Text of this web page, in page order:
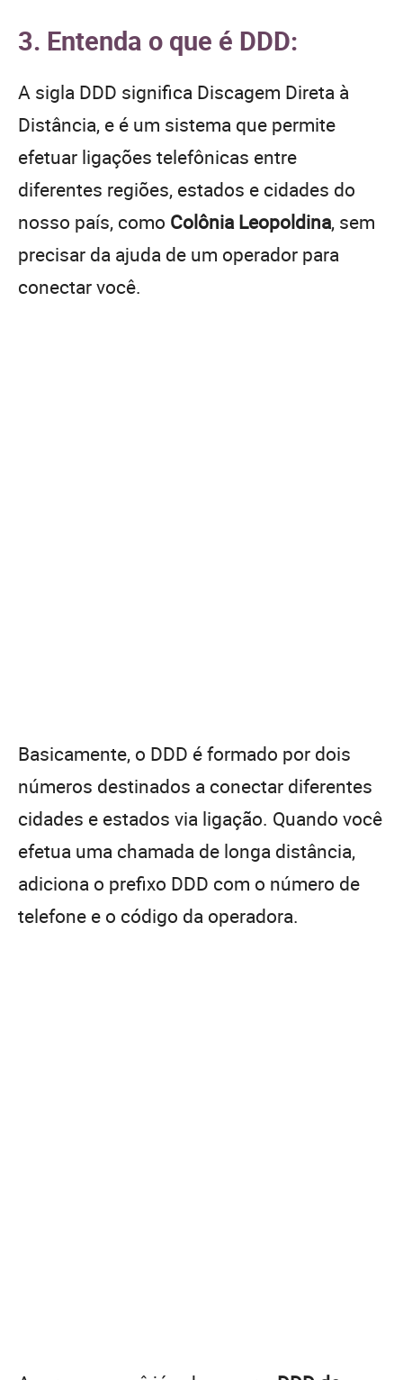
3. Entenda o que é DDD:
A sigla DDD significa Discagem Direta à
Distância, e é um sistema que permite
efetuar ligações telefônicas entre
diferentes regiões, estados e cidades do
nosso país, como Colônia Leopoldina, sem
precisar da ajuda de um operador para
conectar você.
Basicamente, o DDD é formado por dois
números destinados a conectar diferentes
cidades e estados via ligação. Quando você
efetua uma chamada de longa distância,
adiciona o prefixo DDD com o número de
telefone e o código da operadora.